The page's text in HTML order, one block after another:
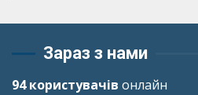
Зараз з нами
94 користувачів онлайн